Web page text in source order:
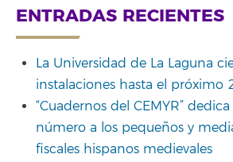
ENTRADAS RECIENTES
La Universidad de La Laguna
instalaciones hasta el próximo
“Cuadernos del CEMYR”
número a los pequeños y
fiscales hispanos medievales